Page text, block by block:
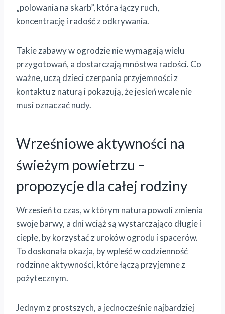
„polowania na skarb”, która łączy ruch,
koncentrację i radość z odkrywania.
Takie zabawy w ogrodzie nie wymagają wielu
przygotowań, a dostarczają mnóstwa radości. Co
ważne, uczą dzieci czerpania przyjemności z
kontaktu z naturą i pokazują, że jesień wcale nie
musi oznaczać nudy.
Wrześniowe aktywności na
świeżym powietrzu –
propozycje dla całej rodziny
Wrzesień to czas, w którym natura powoli zmienia
swoje barwy, a dni wciąż są wystarczająco długie i
ciepłe, by korzystać z uroków ogrodu i spacerów.
To doskonała okazja, by wpleść w codzienność
rodzinne aktywności, które łączą przyjemne z
pożytecznym.
Jednym z prostszych, a jednocześnie najbardziej